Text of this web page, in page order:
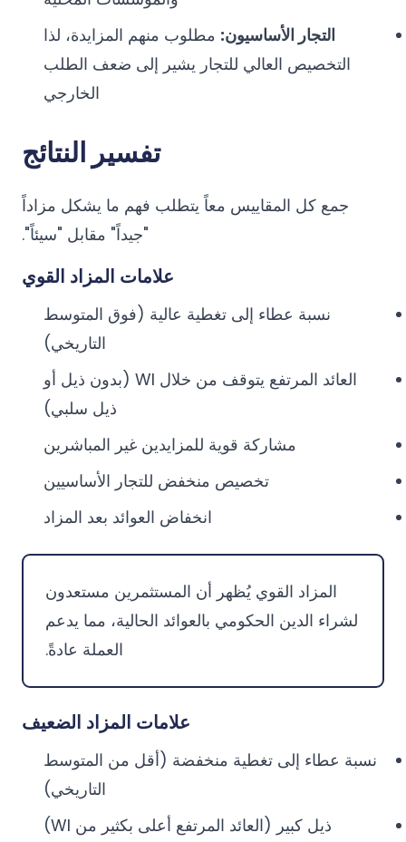
التجار الأساسيون: مطلوب منهم المزايدة، لذا
التخصيص العالي للتجار يشير إلى ضعف الطلب
الخارجي
تفسير النتائج
جمع كل المقاييس معاً يتطلب فهم ما يشكل مزاداً
"جيداً" مقابل "سيئاً".
علامات المزاد القوي
نسبة عطاء إلى تغطية عالية (فوق المتوسط
التاريخي)
العائد المرتفع يتوقف من خلال WI (بدون ذيل أو
ذيل سلبي)
مشاركة قوية للمزايدين غير المباشرين
تخصيص منخفض للتجار الأساسيين
انخفاض العوائد بعد المزاد
المزاد القوي يُظهر أن المستثمرين مستعدون
لشراء الدين الحكومي بالعوائد الحالية، مما يدعم
العملة عادةً.
علامات المزاد الضعيف
نسبة عطاء إلى تغطية منخفضة (أقل من المتوسط
التاريخي)
ذيل كبير (العائد المرتفع أعلى بكثير من WI)